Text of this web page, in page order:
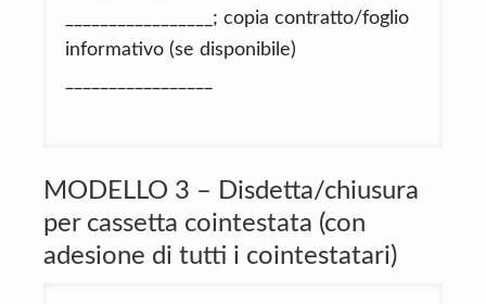
_________________; copia contratto/foglio
informativo (se disponibile)
MODELLO 3 – Disdetta/chiusura
per cassetta cointestata (con
adesione di tutti i cointestatari)